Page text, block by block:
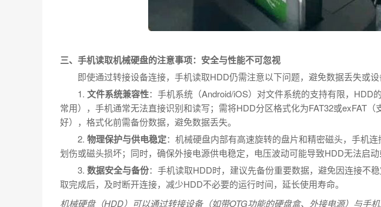
三、手机读取机械硬盘的注意事项：安全与性能不可忽视
即使通过转接设备连接，手机读取HDD仍需注意以下问题，避免数据丢失或设
1. 文件系统兼容性：手机系统（Android/iOS）对文件系统的支持有限，HDD
常用），手机通常无法直接识别和读写；需将HDD分区格式化为FAT32或exFAT
好），格式化前需备份数据，避免数据丢失。
2. 物理保护与供电稳定：机械硬盘内部有高速旋转的盘片和精密磁头，手机
划伤或磁头损坏；同时，确保外接电源供电稳定，电压波动可能导致HDD无法启动
3. 数据安全与备份：手机读取HDD时，建议先备份重要数据，避免因连接不
取完成后，及时断开连接，减少HDD不必要的运行时间，延长使用寿命。
机械硬盘（HDD）可以通过转接设备（如带OTG功能的硬盘盒、外接电源）与手